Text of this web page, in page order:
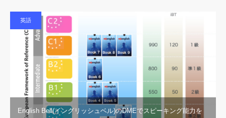
英語
English Bell(イングリッシュベル)のDMEでスピーキング能力を